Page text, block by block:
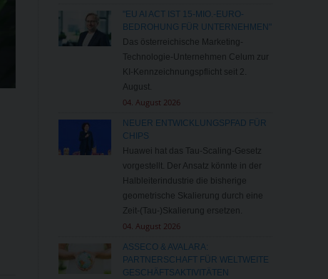
"EU AI ACT IST 15-MIO.-EURO-
BEDROHUNG FÜR UNTERNEHMEN"
Das österreichische Marketing-
Technologie-Unternehmen Celum zur
KI-Kennzeichnungspflicht seit 2.
August.
04. August 2026
NEUER ENTWICKLUNGSPFAD FÜR
CHIPS
Huawei hat das Tau-Scaling-Gesetz
vorgestellt. Der Ansatz könnte in der
Halbleiterindustrie die bisherige
geometrische Skalierung durch eine
Zeit-(Tau-)Skalierung ersetzen.
04. August 2026
ASSECO & AVALARA:
PARTNERSCHAFT FÜR WELTWEITE
GESCHÄFTSAKTIVITÄTEN